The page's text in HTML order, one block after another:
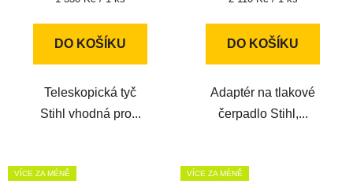
DO KOŠÍKU
Teleskopická tyč
Stihl vhodná pro...
DO KOŠÍKU
Adaptér na tlakové
čerpadlo Stihl,...
VÍCE ZA MÉNĚ VÍCE ZA MÉNĚ